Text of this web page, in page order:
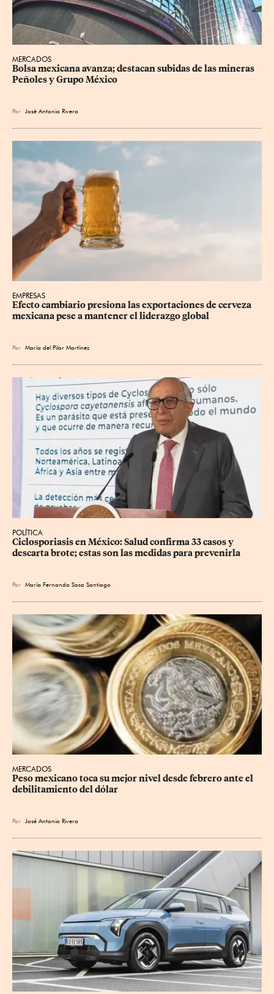
MERCADOS
Bolsa mexicana avanza; destacan subidas de las mineras
Peñoles y Grupo México
Por José Antonio Rivera
EMPRESAS
Efecto cambiario presiona las exportaciones de cerveza
mexicana pese a mantener el liderazgo global
Por María del Pilar Martínez
POLÍTICA
Ciclosporiasis en México: Salud confirma 33 casos y
descarta brote; estas son las medidas para prevenirla
Por María Fernanda Sosa Santiago
MERCADOS
Peso mexicano toca su mejor nivel desde febrero ante el
debilitamiento del dólar
Por José Antonio Rivera